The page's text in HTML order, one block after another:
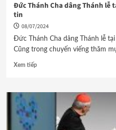
Đức Thánh Cha dâng Thánh lễ
tin
08/07/2024
Đức Thánh Cha dâng Thánh lễ
Cũng trong chuyến viếng thăm
Xem tiếp